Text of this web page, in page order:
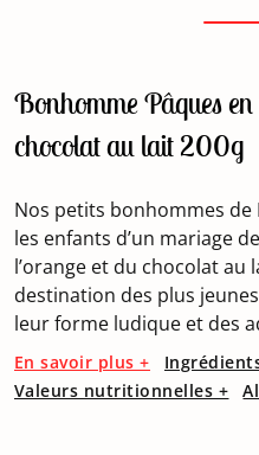
Bonhomme Pâques
chocolat au lait 200g
Nos petits bonhommes de
les enfants d’un mariage
l’orange et du chocolat
destination des plus
leur forme ludique et des
En savoir plus +
Valeurs nutritionnelles +